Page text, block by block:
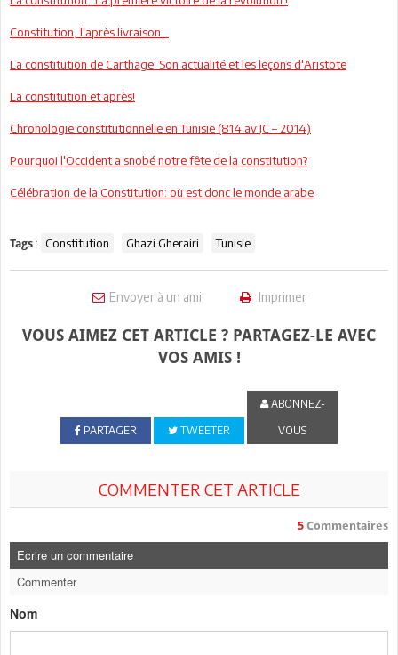
Constitution, l'après livraison…
La constitution de Carthage: Son actualité et les leçons d'Aristote
La constitution et après!
Chronologie constitutionnelle en Tunisie (814 av JC – 2014)
Pourquoi l'Occident a snobé notre fête de la constitution?
Célébration de la Constitution: où est donc le monde arabe
Tags : Constitution Ghazi Gherairi Tunisie
Envoyer à un ami Imprimer
VOUS AIMEZ CET ARTICLE ? PARTAGEZ-LE AVEC
VOS AMIS !
PARTAGER TWEETER
ABONNEZ-
VOUS
COMMENTER CET ARTICLE
5 Commentaires
Ecrire un commentaire
Commenter
Nom